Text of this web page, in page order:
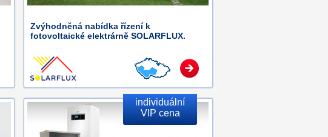
Zvýhodněná nabídka řízení k
fotovoltaické elektrárně SOLARFLUX.
individuální
VIP cena